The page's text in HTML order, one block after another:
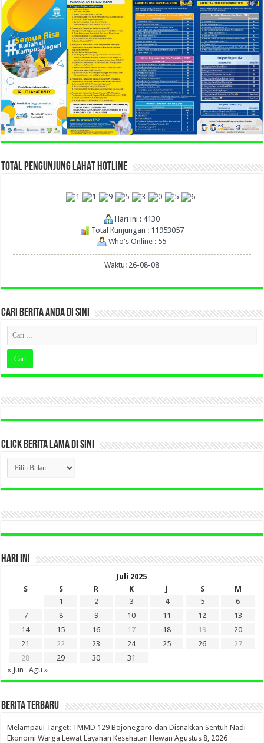
TOTAL PENGUNJUNG LAHAT HOTLINE
Hari ini : 4130
Total Kunjungan : 11953057
Who's Online : 55
Waktu: 26-08-08
CARI BERITA ANDA DI SINI
CLICK BERITA LAMA DI SINI
CLICK
BERITA
LAMA
DI
HARI INI
Juli 2025
S
S R K J S
M
1
2 3 4 5
6
7
8 9 10 11 12
13
14
15 16 17 18 19
20
21
22 23 24 25 26
27
28
29 30
31
« Jun
Agu »
BERITA TERBARU
Melampaui Target: TMMD 129 Bojonegoro dan Disnakkan Sentuh Nadi
Ekonomi Warga Lewat Layanan Kesehatan Hewan Agustus 8, 2026